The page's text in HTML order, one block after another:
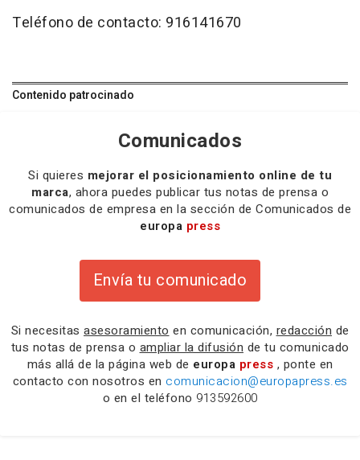
Teléfono de contacto: 916141670
Contenido patrocinado
Comunicados
Si quieres mejorar el posicionamiento online de tu
marca, ahora puedes publicar tus notas de prensa o
comunicados de empresa en la sección de Comunicados de
europa press
Envía tu comunicado
Si necesitas asesoramiento en comunicación, redacción de
tus notas de prensa o ampliar la difusión de tu comunicado
más allá de la página web de europa press , ponte en
contacto con nosotros en comunicacion@europapress.es
o en el teléfono 913592600